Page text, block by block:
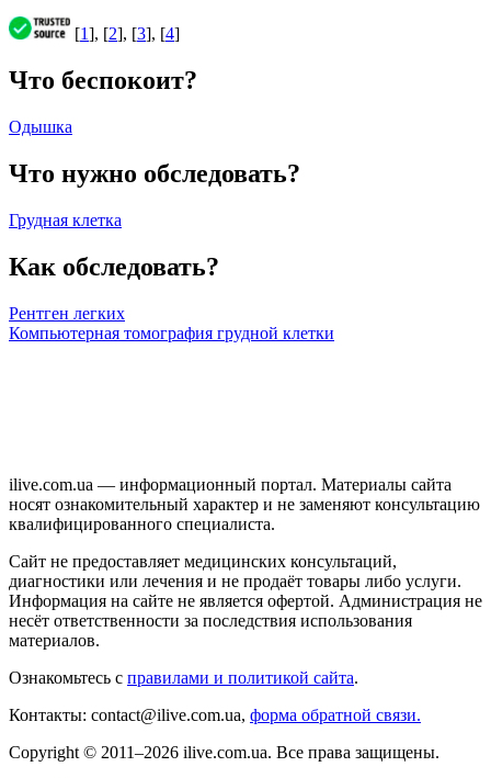
[1], [2], [3], [4]
Что беспокоит?
Одышка
Что нужно обследовать?
Грудная клетка
Как обследовать?
Рентген легких
Компьютерная томография грудной клетки
ilive.com.ua — информационный портал. Материалы сайта
носят ознакомительный характер и не заменяют консультацию
квалифицированного специалиста.
Сайт не предоставляет медицинских консультаций,
диагностики или лечения и не продаёт товары либо услуги.
Информация на сайте не является офертой. Администрация не
несёт ответственности за последствия использования
материалов.
Ознакомьтесь с правилами и политикой сайта.
Контакты: contact@ilive.com.ua, форма обратной связи.
Copyright © 2011–2026 ilive.com.ua. Все права защищены.